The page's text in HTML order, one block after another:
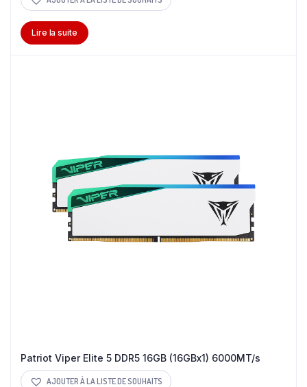
Lire la suite
Patriot Viper Elite 5 DDR5 16GB (16GBx1) 6000MT/s
AJOUTER À LA LISTE DE SOUHAITS